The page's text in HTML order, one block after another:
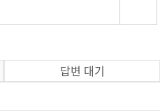
답변 대기